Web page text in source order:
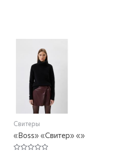
Свитеры
«Boss» «Свитер» «»